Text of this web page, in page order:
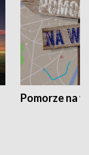
Pomorze na